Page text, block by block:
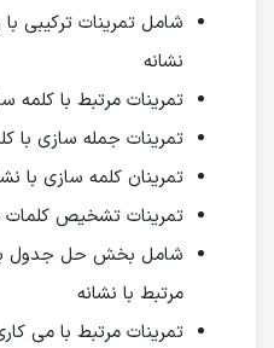
شامل تمرینات ترکیبی
نشانه
تمرینات مرتبط با کلمه
تمرینات جمله سازی با
تمرینان کلمه سازی با
تمرینات تشخیص کلمات
شامل بخش حل جدول
مرتبط با نشانه
تمرینات مرتبط با می